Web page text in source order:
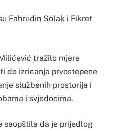
Fahrudin Solak i Fikret
tražilo mjere
do izricanja prvostepene
službenih prostorija i
i svjedocima.
saopštila da je prijedlog